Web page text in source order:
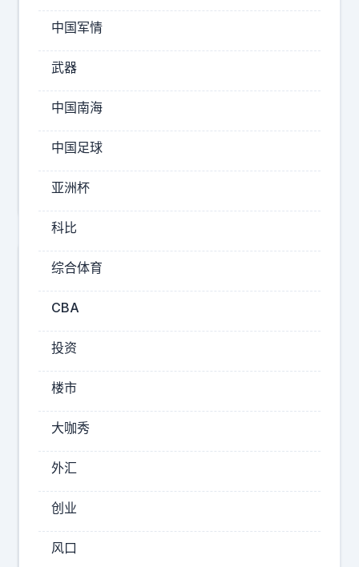
以
来
的
幸
2026-
08-
09
16:30
预
制
娃
苦
和
幸
福
永
一
硬
币
的
两
面
中
国
留
生
差
的
年
中国军情
武器
中国南海
中国足球
亚洲杯
科比
综合体育
CBA
投资
楼市
大咖秀
外汇
创业
风口